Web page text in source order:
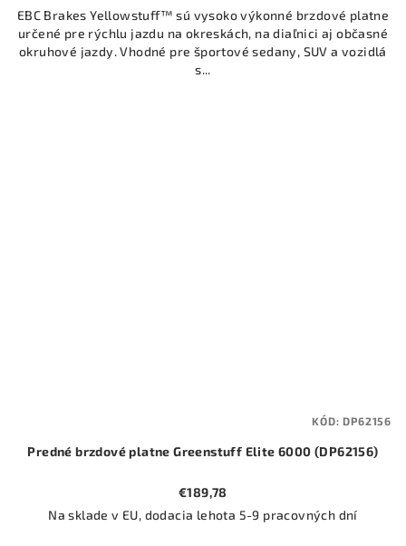
EBC Brakes Yellowstuff™ sú vysoko výkonné brzdové platne
určené pre rýchlu jazdu na okreskách, na diaľnici aj občasné
okruhové jazdy. Vhodné pre športové sedany, SUV a vozidlá
s...
Predné brzdové platne Greenstuff Elite 6000 (DP62156)
€189,78
Na sklade v EU, dodacia lehota 5-9 pracovných dní
KÓD:DP62156